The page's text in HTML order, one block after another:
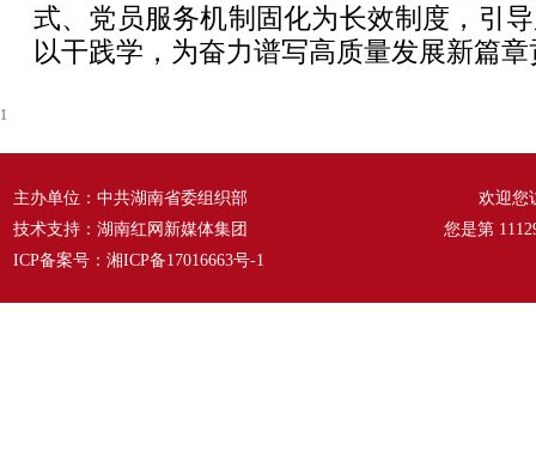
式、党员服务机制固化为长效制度，引
以干践学，为奋力谱写高质量发展新篇
1
主办单位：中共湖南省委组织部
技术支持：湖南红网新媒体集团
ICP备案号： 湘ICP备17016663号-1
欢迎您
您是第